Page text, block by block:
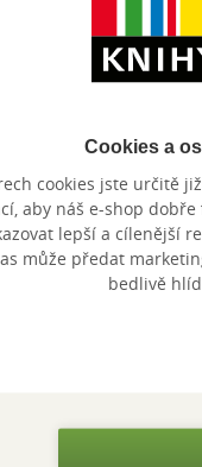
Cookies a
cookies jste určitě
aby náš e-shop
lepší a cílenější
může předat
bedlivě